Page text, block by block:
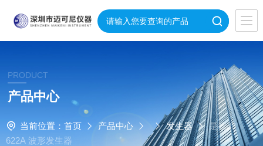
PRODUCT
产品中心
当前位置： 首页 产品中心 发生器
是德33
622A 波形发生器